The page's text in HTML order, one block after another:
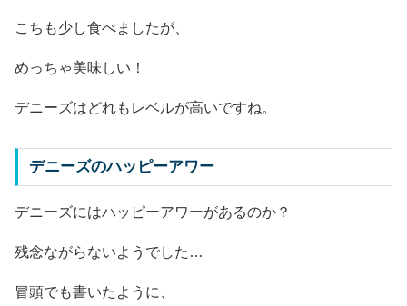
こちも少し食べましたが、
めっちゃ美味しい！
デニーズはどれもレベルが高いですね。
デニーズのハッピーアワー
デニーズにはハッピーアワーがあるのか？
残念ながらないようでした…
冒頭でも書いたように、